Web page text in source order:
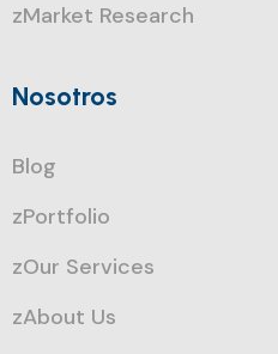
zMarket Research
Nosotros
Blog
zPortfolio
zOur Services
zAbout Us